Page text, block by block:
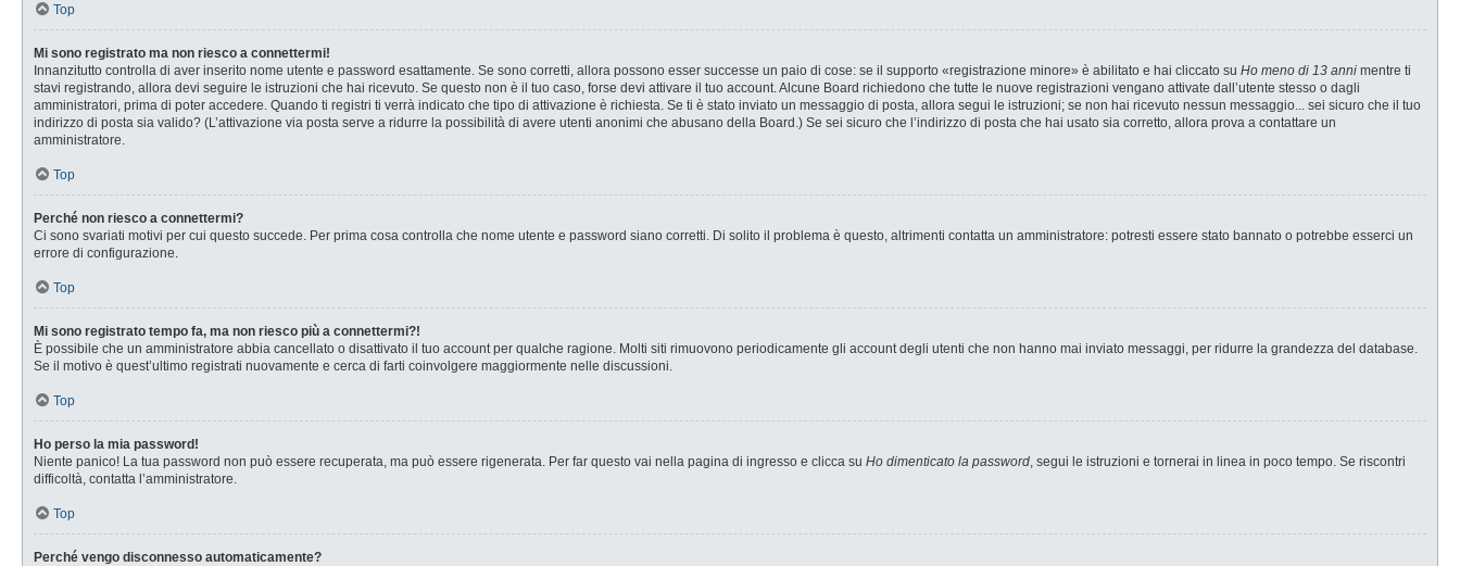
Top
Mi sono registrato ma non riesco a connettermi!
Innanzitutto controlla di aver inserito nome utente e password esattamente. Se sono corretti, allora possono esser successe un paio di cose: se il supporto «registrazione minore» è abilitato e hai cliccato su Ho meno di 13 anni mentre ti
stavi registrando, allora devi seguire le istruzioni che hai ricevuto. Se questo non è il tuo caso, forse devi attivare il tuo account. Alcune Board richiedono che tutte le nuove registrazioni vengano attivate dall’utente stesso o dagli
amministratori, prima di poter accedere. Quando ti registri ti verrà indicato che tipo di attivazione è richiesta. Se ti è stato inviato un messaggio di posta, allora segui le istruzioni; se non hai ricevuto nessun messaggio... sei sicuro che il tuo
indirizzo di posta sia valido? (L’attivazione via posta serve a ridurre la possibilità di avere utenti anonimi che abusano della Board.) Se sei sicuro che l’indirizzo di posta che hai usato sia corretto, allora prova a contattare un
amministratore.
Top
Perché non riesco a connettermi?
Ci sono svariati motivi per cui questo succede. Per prima cosa controlla che nome utente e password siano corretti. Di solito il problema è questo, altrimenti contatta un amministratore: potresti essere stato bannato o potrebbe esserci un
errore di configurazione.
Top
Mi sono registrato tempo fa, ma non riesco più a connettermi?!
È possibile che un amministratore abbia cancellato o disattivato il tuo account per qualche ragione. Molti siti rimuovono periodicamente gli account degli utenti che non hanno mai inviato messaggi, per ridurre la grandezza del database.
Se il motivo è quest’ultimo registrati nuovamente e cerca di farti coinvolgere maggiormente nelle discussioni.
Top
Ho perso la mia password!
Niente panico! La tua password non può essere recuperata, ma può essere rigenerata. Per far questo vai nella pagina di ingresso e clicca su Ho dimenticato la password, segui le istruzioni e tornerai in linea in poco tempo. Se riscontri
difficoltà, contatta l’amministratore.
Top
Perché vengo disconnesso automaticamente?